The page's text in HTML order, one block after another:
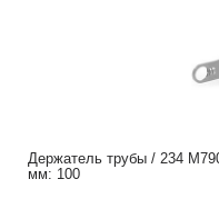
Держатель трубы / 234
мм: 100